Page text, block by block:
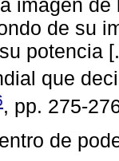
imagen
de su
potencia
que
, pp. 275-
de